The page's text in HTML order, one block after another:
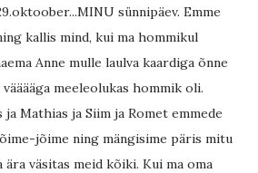
sünnipäev. Emme
kallis mind, kui ma hommikul
Anne mulle laulva kaardiga õnne
meeleolukas hommik oli.
Mathias ja Siim ja Romet emmede
jõime ning mängisime päris mitu
väsitas meid kõiki. Kui ma oma